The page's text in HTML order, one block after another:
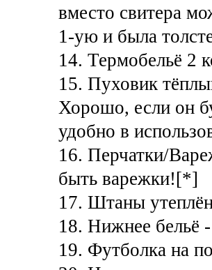
вместо свитера
1-ую и была
14. Термобельё 2
15. Пуховик
Хорошо, если он
удобно в
16. Перчатки/
быть варежки![*]
17. Штаны
18. Нижнее бельё
19. Футболка на